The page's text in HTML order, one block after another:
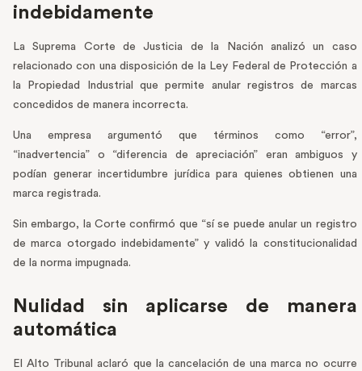
indebidamente
La Suprema Corte de Justicia de la Nación analizó un caso
relacionado con una disposición de la Ley Federal de Protección a
la Propiedad Industrial que permite anular registros de marcas
concedidos de manera incorrecta.
Una empresa argumentó que términos como “error”,
“inadvertencia” o “diferencia de apreciación” eran ambiguos y
podían generar incertidumbre jurídica para quienes obtienen una
marca registrada.
Sin embargo, la Corte confirmó que “sí se puede anular un registro
de marca otorgado indebidamente” y validó la constitucionalidad
de la norma impugnada.
Nulidad sin aplicarse de manera
automática
El Alto Tribunal aclaró que la cancelación de una marca no ocurre